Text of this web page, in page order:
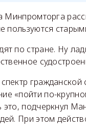
Минпромторга
пользуются
по стране. Ну
гражданской
«пойти по-
это, подчеркнул
При этом